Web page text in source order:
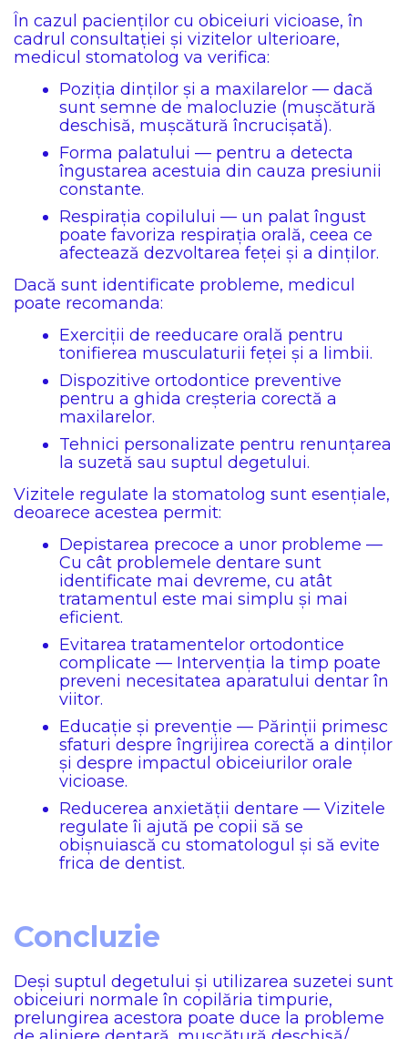
În cazul pacienților cu obiceiuri vicioase, în
cadrul consultației și vizitelor ulterioare,
medicul stomatolog va verifica:
Poziția dinților și a maxilarelor — dacă
sunt semne de malocluzie (mușcătură
deschisă, mușcătură încrucișată).
Forma palatului — pentru a detecta
îngustarea acestuia din cauza presiunii
constante.
Respirația copilului — un palat îngust
poate favoriza respirația orală, ceea ce
afectează dezvoltarea feței și a dinților.
Dacă sunt identificate probleme, medicul
poate recomanda:
Exerciții de reeducare orală pentru
tonifierea musculaturii feței și a limbii.
Dispozitive ortodontice preventive
pentru a ghida creșteria corectă a
maxilarelor.
Tehnici personalizate pentru renunțarea
la suzetă sau suptul degetului.
Vizitele regulate la stomatolog sunt esențiale,
deoarece acestea permit:
Depistarea precoce a unor probleme —
Cu cât problemele dentare sunt
identificate mai devreme, cu atât
tratamentul este mai simplu și mai
eficient.
Evitarea tratamentelor ortodontice
complicate — Intervenția la timp poate
preveni necesitatea aparatului dentar în
viitor.
Educație și prevenție — Părinții primesc
sfaturi despre îngrijirea corectă a dinților
și despre impactul obiceiurilor orale
vicioase.
Reducerea anxietății dentare — Vizitele
regulate îi ajută pe copii să se
obișnuiască cu stomatologul și să evite
frica de dentist.
Concluzie
Deși suptul degetului și utilizarea suzetei sunt
obiceiuri normale în copilăria timpurie,
prelungirea acestora poate duce la probleme